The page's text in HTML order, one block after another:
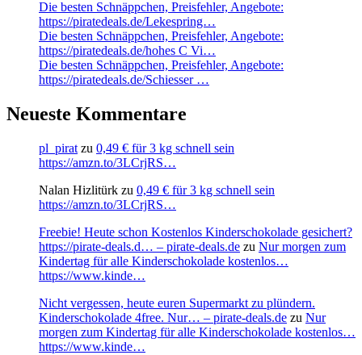
Die besten Schnäppchen, Preisfehler, Angebote:
https://piratedeals.de/Lekespring…
Die besten Schnäppchen, Preisfehler, Angebote:
https://piratedeals.de/hohes C Vi…
Die besten Schnäppchen, Preisfehler, Angebote:
https://piratedeals.de/Schiesser …
Neueste Kommentare
pl_pirat zu 0,49 € für 3 kg schnell sein
https://amzn.to/3LCrjRS…
Nalan Hizlitürk zu 0,49 € für 3 kg schnell sein
https://amzn.to/3LCrjRS…
Freebie! Heute schon Kostenlos Kinderschokolade gesichert?
https://pirate-deals.d… – pirate-deals.de zu Nur morgen zum
Kindertag für alle Kinderschokolade kostenlos…
https://www.kinde…
Nicht vergessen, heute euren Supermarkt zu plündern.
Kinderschokolade 4free. Nur… – pirate-deals.de zu Nur
morgen zum Kindertag für alle Kinderschokolade kostenlos…
https://www.kinde…